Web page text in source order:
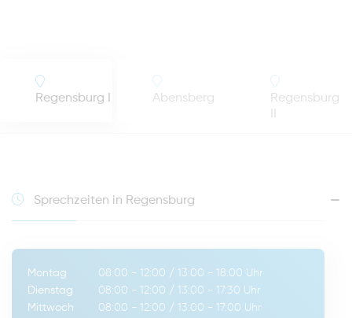
Regensburg I Abensberg
Regensburg
Sprechzeiten in Regensburg
Montag 08:00 - 12:00 / 13:00 - 18:00 Uhr
Dienstag
08:00 - 12:00 / 13:00 - 17:30 Uhr
Mittwoch
08:00 - 12:00 / 13:00 - 17:00 Uhr